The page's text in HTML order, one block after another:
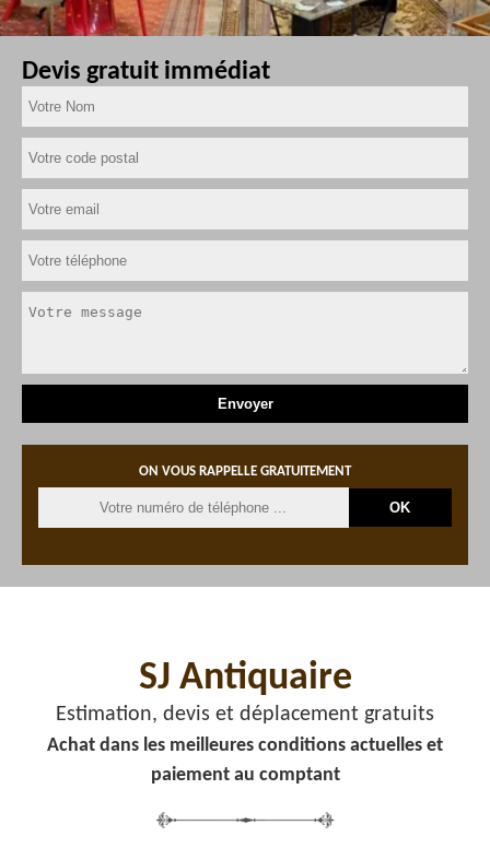
Devis gratuit immédiat
ON VOUS RAPPELLE GRATUITEMENT
SJ Antiquaire
Estimation, devis et déplacement gratuits
Achat dans les meilleures conditions actuelles et
paiement au comptant